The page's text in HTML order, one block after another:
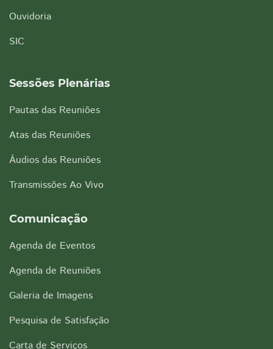
Ouvidoria
SIC
Sessões Plenárias
Pautas das Reuniões
Atas das Reuniões
Áudios das Reuniões
Transmissões Ao Vivo
Comunicação
Agenda de Eventos
Agenda de Reuniões
Galeria de Imagens
Pesquisa de Satisfação
Carta de Serviços